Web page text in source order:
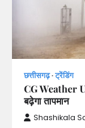
छत्तीसगढ़ ट्रेंडिंग
CG Weather
बढ़ेगा तापमान
Shashikala